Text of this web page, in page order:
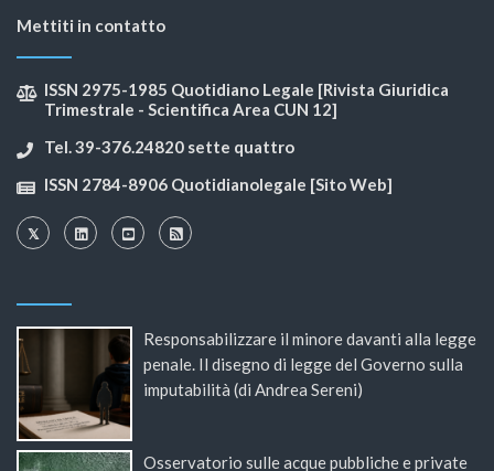
Mettiti in contatto
ISSN 2975-1985 Quotidiano Legale [Rivista Giuridica
Trimestrale - Scientifica Area CUN 12]
Tel. 39-376.24820 sette quattro
ISSN 2784-8906 Quotidianolegale [Sito Web]
Responsabilizzare il minore davanti alla legge
penale. Il disegno di legge del Governo sulla
imputabilità (di Andrea Sereni)
Osservatorio sulle acque pubbliche e private